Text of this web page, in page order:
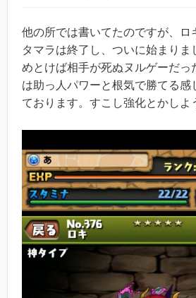
他の所では書いてたのですが、ロ
タマラは終了し、ついに始まりま
めとけば相手が死ぬヌルゲーだっ
は助っ人パワーと根気で勝てる感
ております。すこし強化とかしよ